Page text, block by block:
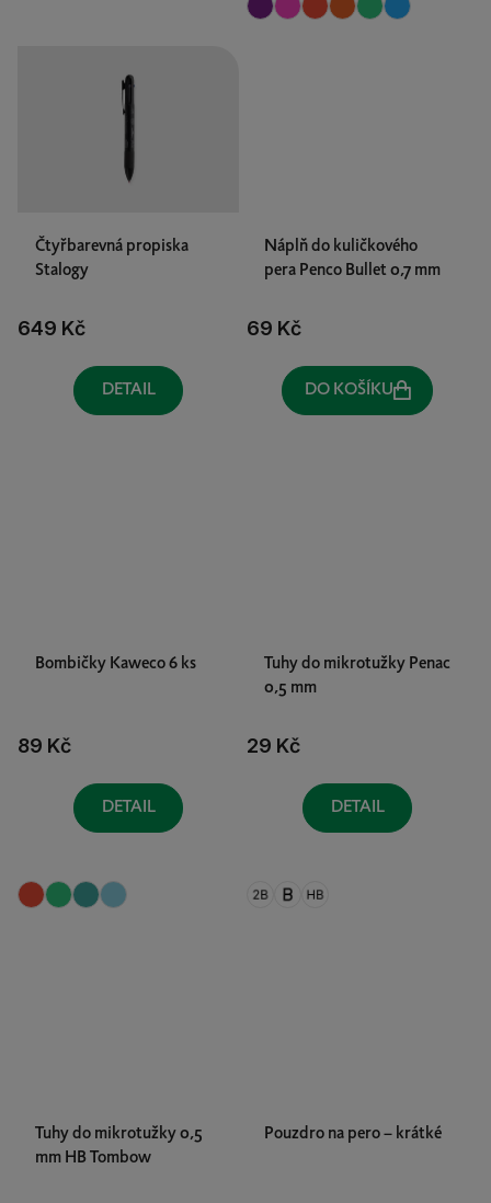
Čtyřbarevná propiska
Stalogy
649 Kč
DETAIL
Náplň do kuličkového
pera Penco Bullet 0,7 mm
69 Kč
DO KOŠÍKU
Bombičky Kaweco 6 ks
89 Kč
DETAIL
Tuhy do mikrotužky Penac
0,5 mm
29 Kč
DETAIL
Tuhy do mikrotužky 0,5
mm HB Tombow
Pouzdro na pero – krátké